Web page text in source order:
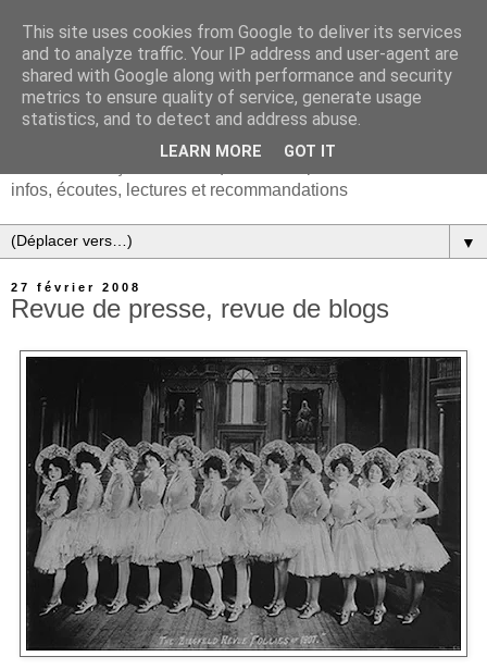
infos, écoutes, lectures et recommandations
▼
27 février 2008
Revue de presse, revue de blogs
This site uses cookies from Google to deliver its services
and to analyze traffic. Your IP address and user-agent are
shared with Google along with performance and security
metrics to ensure quality of service, generate usage
statistics, and to detect and address abuse.
LEARN MORE GOT IT